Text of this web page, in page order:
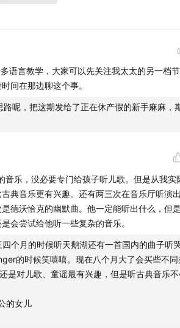
计划招募15位同行者。有兴趣的朋友可
码进行咨询。期待十一相见。
语言教学，大家可以先关注我太太的另一档
间在那边聊这个事。
路呢，把这期发给了正在休产假的新手麻麻，
音乐，没必要专门给孩子听儿歌。但是从我实
典音乐更有兴趣。还有两三次在音乐厅听演出
德沃恰克的幽默曲。他一定能听出什么，但
会尝试给他听一些复杂的音乐。
个月的时候听天鹅湖还有一首国内的曲子听
的时候笑嘻嘻。现在八个月大了会买些不同
是对儿歌、童谣最有兴趣，但是听古典音乐
的女儿